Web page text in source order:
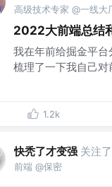
高级技术专家 @一线大
2022大前端总结
我在年前给掘金平
梳理了一下我自己
1.2k
快秃了才变强 关注了
前端 @保密